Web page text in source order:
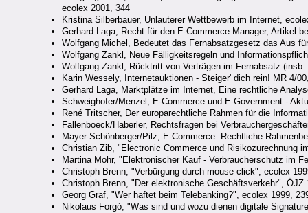
ecolex 2001, 344
Kristina Silberbauer, Unlauterer Wettbewerb im Internet,
Gerhard Laga, Recht für den E-Commerce Manager, Artikel
Wolfgang Michel, Bedeutet das Fernabsatzgesetz das Aus
Wolfgang Zankl, Neue Fälligkeitsregeln und
Wolfgang Zankl, Rücktritt von Verträgen im Fernabsatz
Karin Wessely, Internetauktionen - Steiger' dich rein! MR 4/
Gerhard Laga, Marktplätze im Internet, Eine rechtliche
Schweighofer/Menzel, E-Commerce und E-Government -
René Tritscher, Der europarechtliche Rahmen für die
Fallenboeck/Haberler, Rechtsfragen bei
Mayer-Schönberger/Pilz, E-Commerce: Rechtliche
Christian Zib, "Electronic Commerce und Risikozurechnung
Martina Mohr, "Elektronischer Kauf - Verbraucherschutz im
Christoph Brenn, "Verbürgung durch mouse-click", ecolex
Christoph Brenn, "Der elektronische Geschäftsverkehr", ÖJZ
Georg Graf, "Wer haftet beim Telebanking?", ecolex 1999,
Nikolaus Forgó, "Was sind und wozu dienen digitale